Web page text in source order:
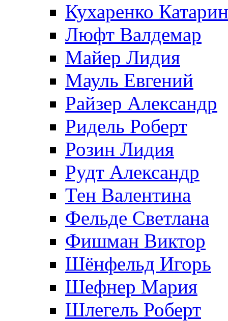
Кухаренко
Люфт Валдемaр
Майер Лидия
Мауль Евгений
Райзер Александр
Ридель Роберт
Розин Лидия
Рудт Александр
Тен Валентина
Фельде Светлана
Фишман Виктор
Шёнфельд Игорь
Шефнер Мария
Шлегель Роберт